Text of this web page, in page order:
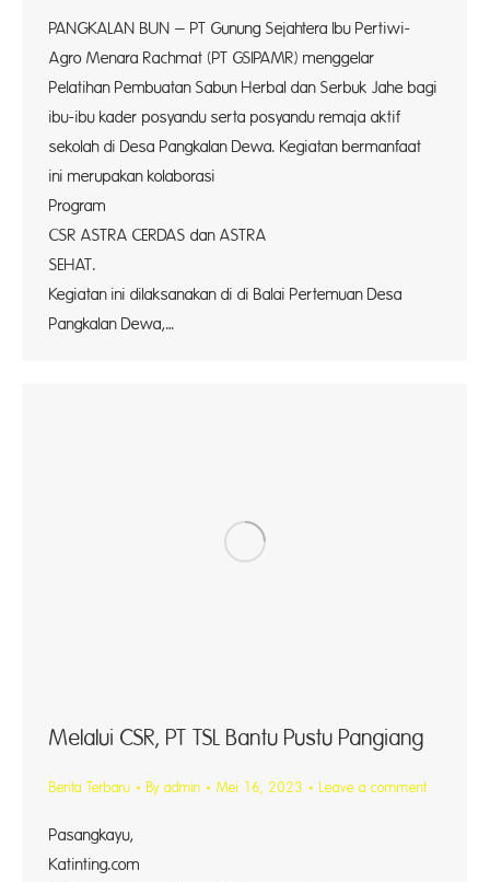
PANGKALAN BUN – PT Gunung Sejahtera Ibu Pertiwi-
Agro Menara Rachmat (PT GSIPAMR) menggelar
Pelatihan Pembuatan Sabun Herbal dan Serbuk Jahe bagi
ibu-ibu kader posyandu serta posyandu remaja aktif
sekolah di Desa Pangkalan Dewa. Kegiatan bermanfaat
ini merupakan kolaborasi
CSR ASTRA CERDAS dan ASTRA
Kegiatan ini dilaksanakan di di Balai Pertemuan Desa
Pangkalan Dewa,…
Melalui CSR, PT TSL Bantu Pustu Pangiang
Berita Terbaru By admin Mei 16, 2023 Leave a comment
Pasangkayu,